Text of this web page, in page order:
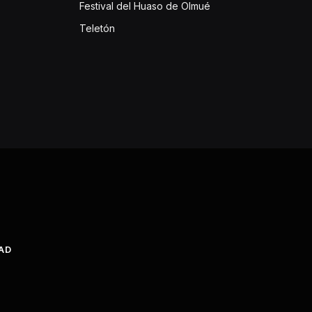
Festival del Huaso de Olmué
Teletón